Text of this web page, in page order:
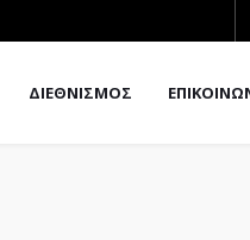
ΔΙΕΘΝΙΣΜΟΣ